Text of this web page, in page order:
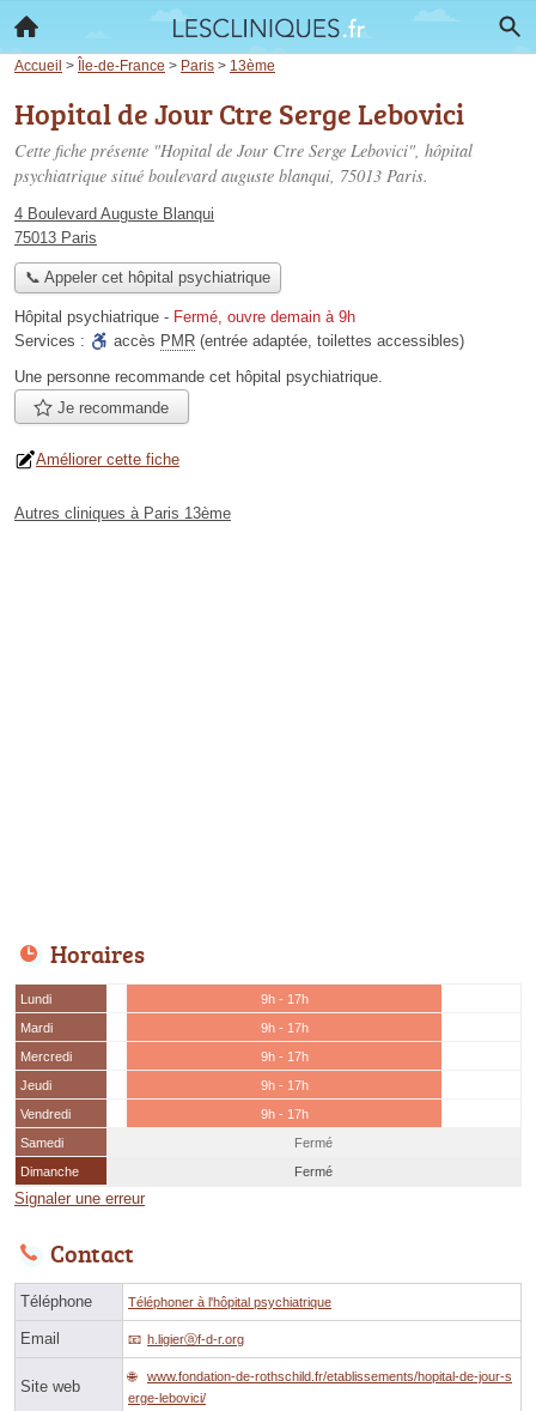
Accueil > Île-de-France > Paris > 13ème
Hopital de Jour Ctre Serge Lebovici
Cette fiche présente "Hopital de Jour Ctre Serge Lebovici", hôpital
psychiatrique situé boulevard auguste blanqui, 75013 Paris.
4 Boulevard Auguste Blanqui
75013 Paris
📞 Appeler cet hôpital psychiatrique
Hôpital psychiatrique - Fermé, ouvre demain à 9h
Services :
accès PMR (entrée adaptée, toilettes accessibles)
Une personne recommande cet hôpital psychiatrique.
Je recommande
Améliorer cette fiche
Autres cliniques à Paris 13ème
Horaires
Lundi
9h - 17h
Mardi
9h - 17h
Mercredi
9h - 17h
Jeudi
9h - 17h
Vendredi
9h - 17h
Samedi
Fermé
Dimanche
Fermé
Signaler une erreur
Contact
Téléphone Téléphoner à l'hôpital psychiatrique
Email h.ligierⓐf-d-r.org
Site web
www.fondation-de-rothschild.fr/etablissements/hopital-de-jour-s
erge-lebovici/